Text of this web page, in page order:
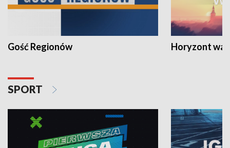
Gość Regionów Horyzont
SPORT